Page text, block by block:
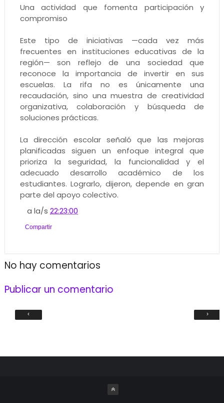
Una actividad que fomenta participación y
compromiso
Este tipo de iniciativas —cada vez más
frecuentes en instituciones educativas de la
región— son reflejo de una sociedad que
reconoce la importancia de invertir en sus
escuelas. La rifa no es únicamente una
recaudación, sino una muestra de creatividad
organizativa, colaboración y búsqueda de
soluciones prácticas.
La dirección escolar señaló que las mejoras
planificadas siguen un enfoque integral que
prioriza la seguridad, la funcionalidad y el
adecuado desarrollo académico de los
estudiantes. Lograrlo, dijeron, depende en gran
parte del apoyo colectivo.
a la/s22:23:00
Compartir
No hay comentarios
Publicar un comentario
‹ ›